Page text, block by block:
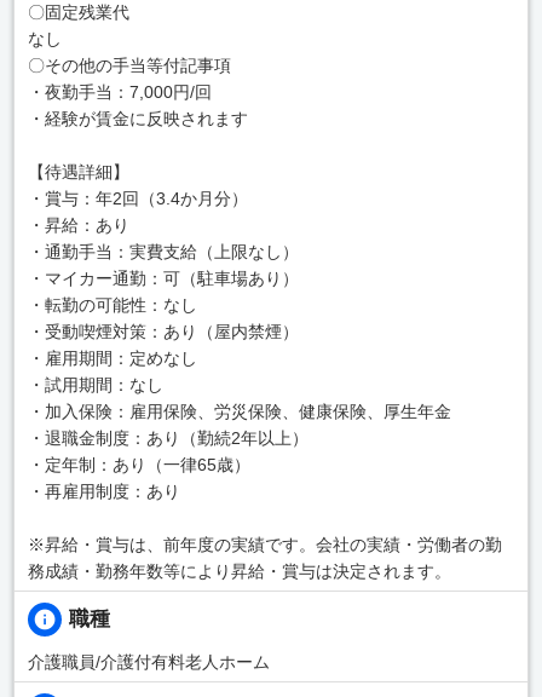
〇固定残業代
なし
〇その他の手当等付記事項
・夜勤手当：7,000円/回
・経験が賃金に反映されます
【待遇詳細】
・賞与：年2回（3.4か月分）
・昇給：あり
・通勤手当：実費支給（上限なし）
・マイカー通勤：可（駐車場あり）
・転勤の可能性：なし
・受動喫煙対策：あり（屋内禁煙）
・雇用期間：定めなし
・試用期間：なし
・加入保険：雇用保険、労災保険、健康保険、厚生年金
・退職金制度：あり（勤続2年以上）
・定年制：あり（一律65歳）
・再雇用制度：あり
※昇給・賞与は、前年度の実績です。会社の実績・労働者の勤
務成績・勤務年数等により昇給・賞与は決定されます。
職種
介護職員/介護付有料老人ホーム